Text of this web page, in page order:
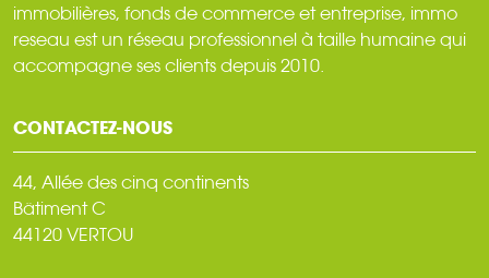
immobilières, fonds de commerce et entreprise, immo
reseau est un réseau professionnel à taille humaine qui
accompagne ses clients depuis 2010.
CONTACTEZ-NOUS
44, Allée des cinq continents
Bâtiment C
44120 VERTOU